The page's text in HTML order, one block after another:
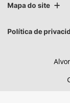
Mapa do site
Política de